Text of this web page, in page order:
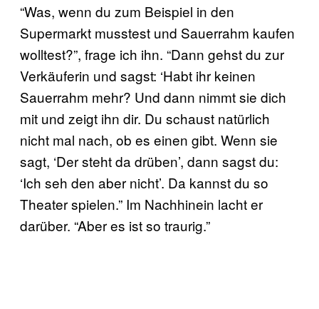
“Was, wenn du zum Beispiel in den
Supermarkt musstest und Sauerrahm kaufen
wolltest?”, frage ich ihn. “Dann gehst du zur
Verkäuferin und sagst: ‘Habt ihr keinen
Sauerrahm mehr? Und dann nimmt sie dich
mit und zeigt ihn dir. Du schaust natürlich
nicht mal nach, ob es einen gibt. Wenn sie
sagt, ‘Der steht da drüben’, dann sagst du:
‘Ich seh den aber nicht’. Da kannst du so
Theater spielen.” Im Nachhinein lacht er
darüber. “Aber es ist so traurig.”